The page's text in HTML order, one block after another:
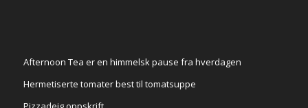
Afternoon Tea er en himmelsk pause fra hverdagen
Hermetiserte tomater best til tomatsuppe